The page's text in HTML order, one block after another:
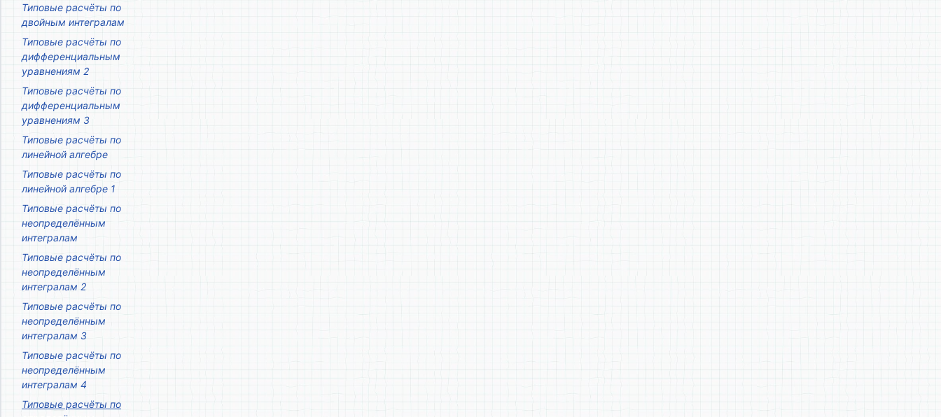
Типовые расчёты по
двойным интегралам
Типовые расчёты по
дифференциальным
уравнениям 2
Типовые расчёты по
дифференциальным
уравнениям 3
Типовые расчёты по
линейной алгебре
Типовые расчёты по
линейной алгебре 1
Типовые расчёты по
неопределённым
интегралам
Типовые расчёты по
неопределённым
интегралам 2
Типовые расчёты по
неопределённым
интегралам 3
Типовые расчёты по
неопределённым
интегралам 4
Типовые расчёты по